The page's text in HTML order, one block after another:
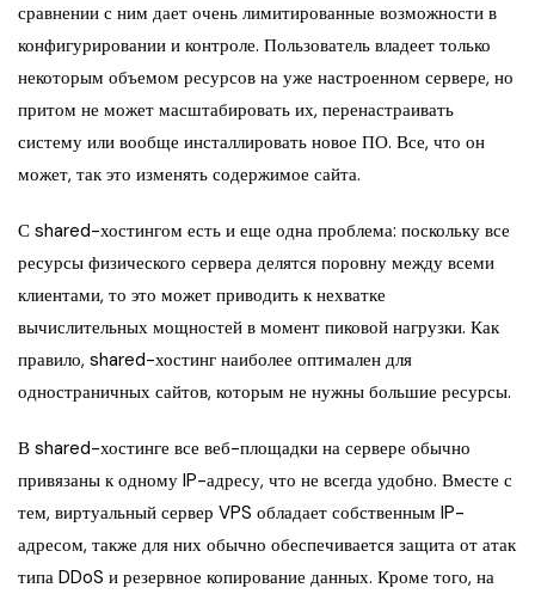
сравнении с ним дает очень лимитированные возможности в
конфигурировании и контроле. Пользователь владеет только
некоторым объемом ресурсов на уже настроенном сервере, но
притом не может масштабировать их, перенастраивать
систему или вообще инсталлировать новое ПО. Все, что он
может, так это изменять содержимое сайта.
С shared-хостингом есть и еще одна проблема: поскольку все
ресурсы физического сервера делятся поровну между всеми
клиентами, то это может приводить к нехватке
вычислительных мощностей в момент пиковой нагрузки. Как
правило, shared-хостинг наиболее оптимален для
одностраничных сайтов, которым не нужны большие ресурсы.
В shared-хостинге все веб-площадки на сервере обычно
привязаны к одному IP-адресу, что не всегда удобно. Вместе с
тем, виртуальный сервер VPS обладает собственным IP-
адресом, также для них обычно обеспечивается защита от атак
типа DDoS и резервное копирование данных. Кроме того, на